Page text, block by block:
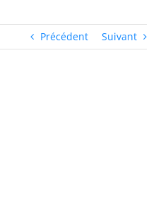
Précédent Suivant